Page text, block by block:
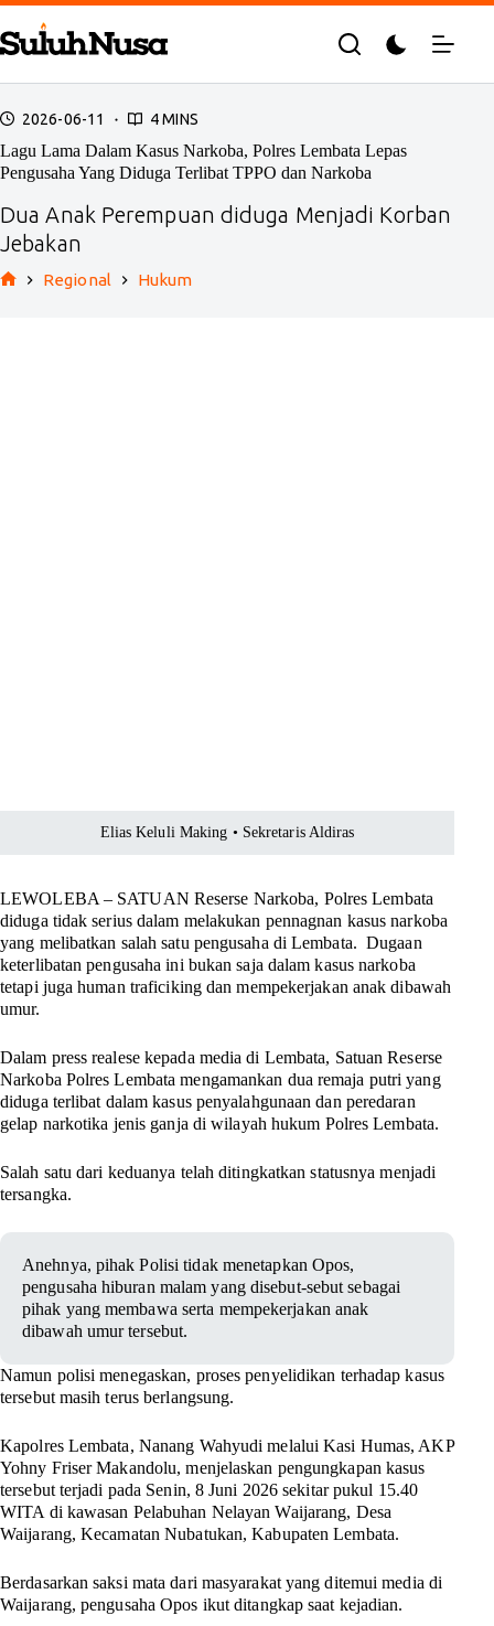
Skip
to
content
2026-06-11 4 MINS
Lagu Lama Dalam Kasus Narkoba, Polres Lembata Lepas
Pengusaha Yang Diduga Terlibat TPPO dan Narkoba
Dua Anak Perempuan diduga Menjadi Korban
Jebakan
Regional Hukum
Elias Keluli Making • Sekretaris Aldiras
LEWOLEBA – SATUAN Reserse Narkoba, Polres Lembata
diduga tidak serius dalam melakukan pennagnan kasus narkoba
yang melibatkan salah satu pengusaha di Lembata. Dugaan
keterlibatan pengusaha ini bukan saja dalam kasus narkoba
tetapi juga human traficiking dan mempekerjakan anak dibawah
umur.
Dalam press realese kepada media di Lembata, Satuan Reserse
Narkoba Polres Lembata mengamankan dua remaja putri yang
diduga terlibat dalam kasus penyalahgunaan dan peredaran
gelap narkotika jenis ganja di wilayah hukum Polres Lembata.
Salah satu dari keduanya telah ditingkatkan statusnya menjadi
tersangka.
Anehnya, pihak Polisi tidak menetapkan Opos,
pengusaha hiburan malam yang disebut-sebut sebagai
pihak yang membawa serta mempekerjakan anak
dibawah umur tersebut.
Namun polisi menegaskan, proses penyelidikan terhadap kasus
tersebut masih terus berlangsung.
Kapolres Lembata, Nanang Wahyudi melalui Kasi Humas, AKP
Yohny Friser Makandolu, menjelaskan pengungkapan kasus
tersebut terjadi pada Senin, 8 Juni 2026 sekitar pukul 15.40
WITA di kawasan Pelabuhan Nelayan Waijarang, Desa
Waijarang, Kecamatan Nubatukan, Kabupaten Lembata.
Berdasarkan saksi mata dari masyarakat yang ditemui media di
Waijarang, pengusaha Opos ikut ditangkap saat kejadian.